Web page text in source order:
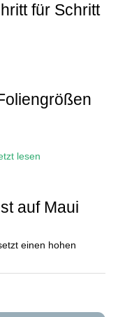
für Schritt
lesen
auf Maui
einen hohen